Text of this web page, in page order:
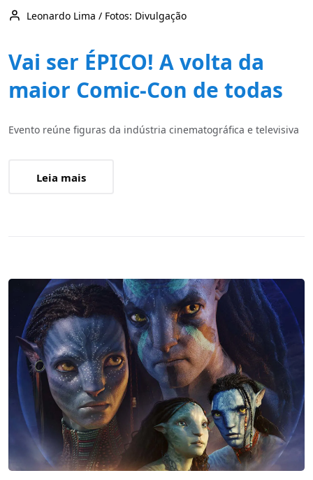
Leonardo Lima / Fotos: Divulgação
Vai ser ÉPICO! A volta da
maior Comic-Con de todas
Evento reúne figuras da indústria cinematográfica e televisiva
Leia mais